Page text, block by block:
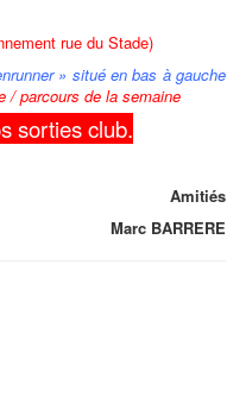
rue du Stade)
» situé en bas à gauche
/ parcours de la semaine
sorties club.
Amitiés
Marc BARRERE